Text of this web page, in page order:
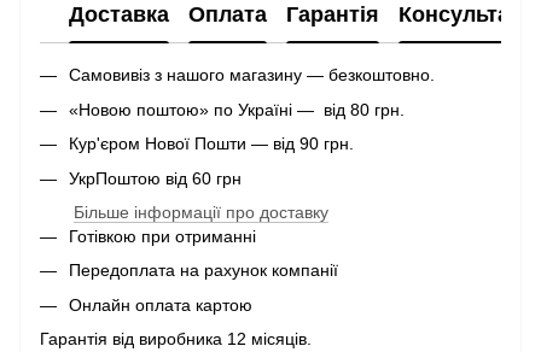
Доставка Оплата Гарантія Консультація
Самовивіз з нашого магазину — безкоштовно.
«Новою поштою» по Україні — від 80 грн.
Кур'єром Нової Пошти — від 90 грн.
УкрПоштою від 60 грн
Більше інформації про доставку
Готівкою при отриманні
Передоплата на рахунок компанії
Онлайн оплата картою
Гарантія від виробника 12 місяців.